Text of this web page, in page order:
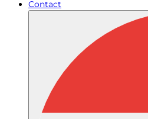
Contact